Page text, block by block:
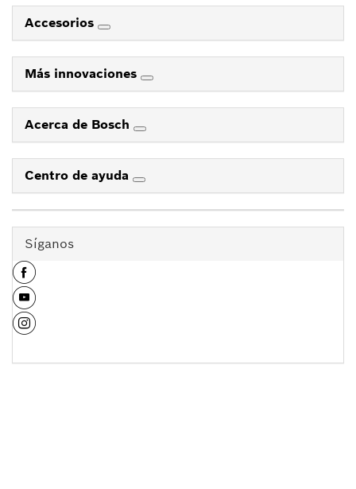
Accesorios
Más innovaciones
Acerca de Bosch
Centro de ayuda
Síganos